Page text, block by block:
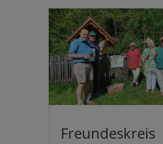
Freundeskreis